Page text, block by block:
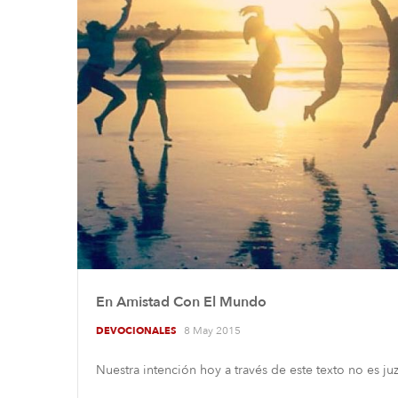
En Amistad Con El Mundo
DEVOCIONALES 8 May 2015
Nuestra intención hoy a través de este texto no es